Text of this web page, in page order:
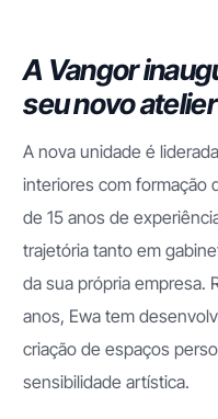
A Vangor
seu novo
A nova unidade é
interiores com formação
de 15 anos de
trajetória tanto em
da sua própria empresa.
anos, Ewa tem
criação de espaços
sensibilidade artística.